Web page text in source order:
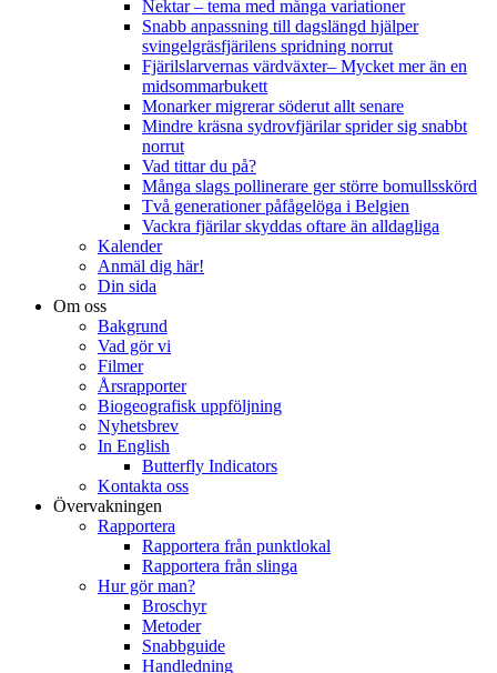
Nektar – tema med många variationer
Snabb anpassning till dagslängd hjälper
svingelgräsfjärilens spridning norrut
Fjärilslarvernas värdväxter– Mycket mer än en
midsommarbukett
Monarker migrerar söderut allt senare
Mindre kräsna sydrovfjärilar sprider sig snabbt
norrut
Vad tittar du på?
Många slags pollinerare ger större bomullsskörd
Två generationer påfågelöga i Belgien
Vackra fjärilar skyddas oftare än alldagliga
Kalender
Anmäl dig här!
Din sida
Om oss
Bakgrund
Vad gör vi
Filmer
Årsrapporter
Biogeografisk uppföljning
Nyhetsbrev
In English
Butterfly Indicators
Kontakta oss
Övervakningen
Rapportera
Rapportera från punktlokal
Rapportera från slinga
Hur gör man?
Broschyr
Metoder
Snabbguide
Handledning